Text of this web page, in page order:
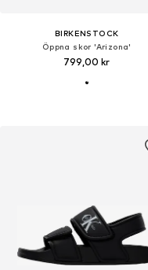
BIRKENSTOCK
Öppna skor 'Arizona'
799,00 kr